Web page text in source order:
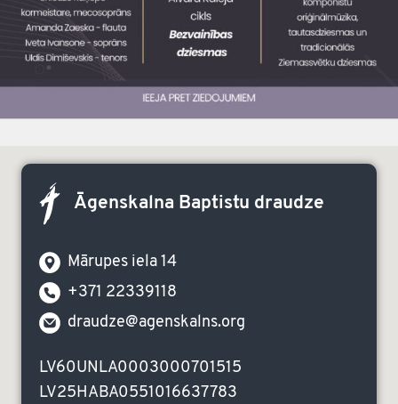
Āgenskalna Baptistu draudze
Mārupes iela 14
+371 22339118
draudze@agenskalns.org
LV60UNLA0003000701515
LV25HABA0551016637783